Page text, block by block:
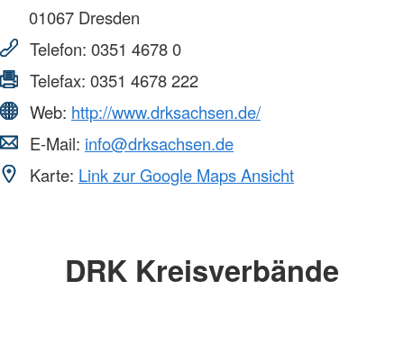
01067 Dresden
Telefon: 0351 4678 0
Telefax: 0351 4678 222
Web: http://www.drksachsen.de/
E-Mail: info@drksachsen.de
Karte: Link zur Google Maps Ansicht
DRK Kreisverbände